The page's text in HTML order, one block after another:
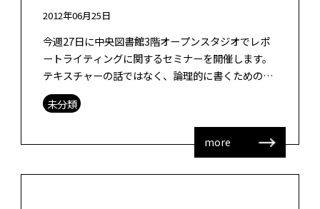
2012年06月25日
今週27日に中央図書館3階オープンスタジオでレポ
ートライティングに関するセミナーを開催します。
テキスチャーの話ではなく、論理的に書くための基
本的な考え方についてお勉強してもらいたいと思っ
ています。具体的には三角ロジック […]
未分類
more